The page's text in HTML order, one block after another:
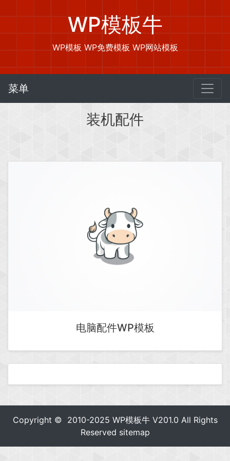
WP模板牛
WP模板 WP免费模板 WP网站模板
菜单
装机配件
电脑配件WP模板
Copyright © 2010-2025 WP模板牛V201.0 All Rights
Reserved sitemap